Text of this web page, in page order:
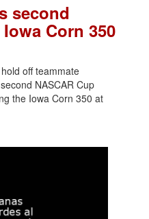
second
Corn 350
off teammate
NASCAR Cup
the Iowa Corn 350 at